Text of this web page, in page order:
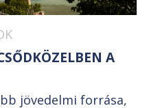
A
jövedelmi forrása,